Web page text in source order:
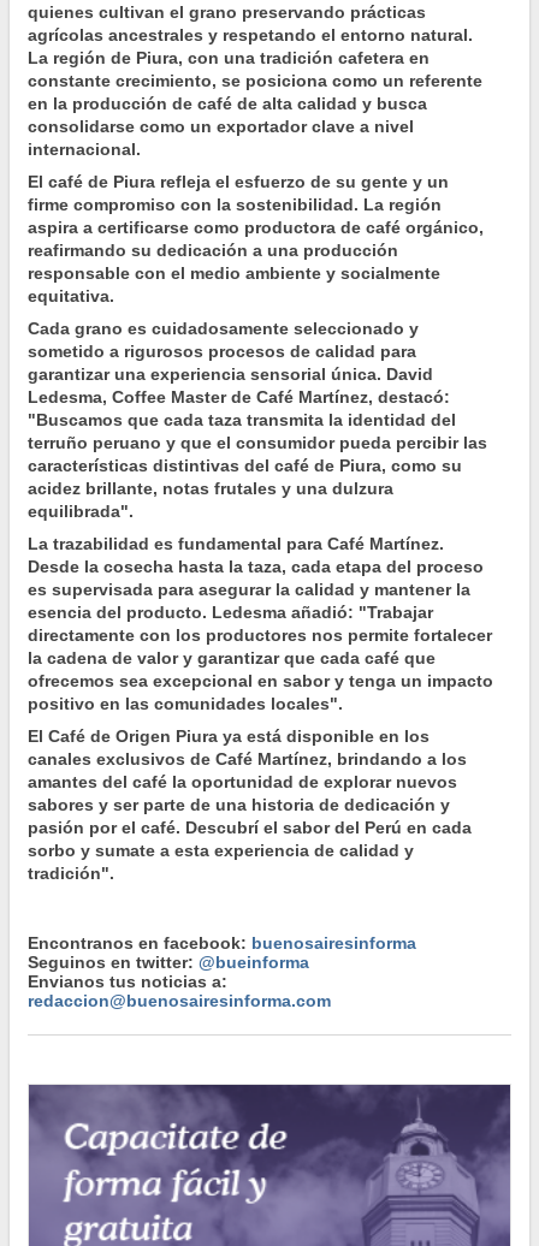
quienes cultivan el grano preservando prácticas
agrícolas ancestrales y respetando el entorno natural.
La región de Piura, con una tradición cafetera en
constante crecimiento, se posiciona como un referente
en la producción de café de alta calidad y busca
consolidarse como un exportador clave a nivel
internacional.
El café de Piura refleja el esfuerzo de su gente y un
firme compromiso con la sostenibilidad. La región
aspira a certificarse como productora de café orgánico,
reafirmando su dedicación a una producción
responsable con el medio ambiente y socialmente
equitativa.
Cada grano es cuidadosamente seleccionado y
sometido a rigurosos procesos de calidad para
garantizar una experiencia sensorial única. David
Ledesma, Coffee Master de Café Martínez, destacó:
"Buscamos que cada taza transmita la identidad del
terruño peruano y que el consumidor pueda percibir las
características distintivas del café de Piura, como su
acidez brillante, notas frutales y una dulzura
equilibrada".
La trazabilidad es fundamental para Café Martínez.
Desde la cosecha hasta la taza, cada etapa del proceso
es supervisada para asegurar la calidad y mantener la
esencia del producto. Ledesma añadió: "Trabajar
directamente con los productores nos permite fortalecer
la cadena de valor y garantizar que cada café que
ofrecemos sea excepcional en sabor y tenga un impacto
positivo en las comunidades locales".
El Café de Origen Piura ya está disponible en los
canales exclusivos de Café Martínez, brindando a los
amantes del café la oportunidad de explorar nuevos
sabores y ser parte de una historia de dedicación y
pasión por el café. Descubrí el sabor del Perú en cada
sorbo y sumate a esta experiencia de calidad y
tradición".
Encontranos en facebook: buenosairesinforma
Seguinos en twitter: @bueinforma
Envianos tus noticias a:
redaccion@buenosairesinforma.com
CULTURA
Natiruts se presentará en la Ciudad de Buenos Aires
CULTURA
Clínicas de Teatro en la Legislatura de la Ciudad